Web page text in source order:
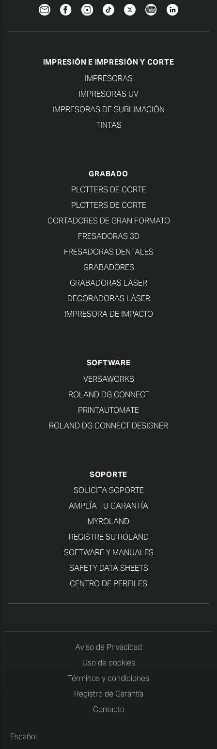
NewsletterFacebookInstagramTikTokTwitterYouTubeLinkedin
IMPRESIÓN E IMPRESIÓN Y CORTE
IMPRESORAS
IMPRESORAS UV
IMPRESORAS DE SUBLIMACIÓN
TINTAS
GRABADO
PLOTTERS DE CORTE
PLOTTERS DE CORTE
CORTADORES DE GRAN FORMATO
FRESADORAS 3D
FRESADORAS DENTALES
GRABADORES
GRABADORAS LÁSER
DECORADORAS LÁSER
IMPRESORA DE IMPACTO
SOFTWARE
VERSAWORKS
ROLAND DG CONNECT
PRINTAUTOMATE
ROLAND DG CONNECT DESIGNER
SOPORTE
SOLICITA SOPORTE
AMPLÍA TU GARANTÍA
MYROLAND
REGISTRE SU ROLAND
SOFTWARE Y MANUALES
SAFETY DATA SHEETS
CENTRO DE PERFILES
Aviso de Privacidad
Uso de cookies
Términos y condiciones
Registro de Garantía
Contacto
Español